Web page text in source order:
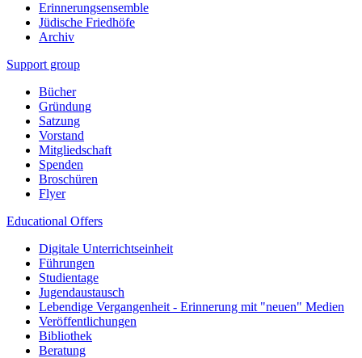
Erinnerungsensemble
Jüdische Friedhöfe
Archiv
Support group
Bücher
Gründung
Satzung
Vorstand
Mitgliedschaft
Spenden
Broschüren
Flyer
Educational Offers
Digitale Unterrichtseinheit
Führungen
Studientage
Jugendaustausch
Lebendige Vergangenheit - Erinnerung mit "neuen" Medien
Veröffentlichungen
Bibliothek
Beratung